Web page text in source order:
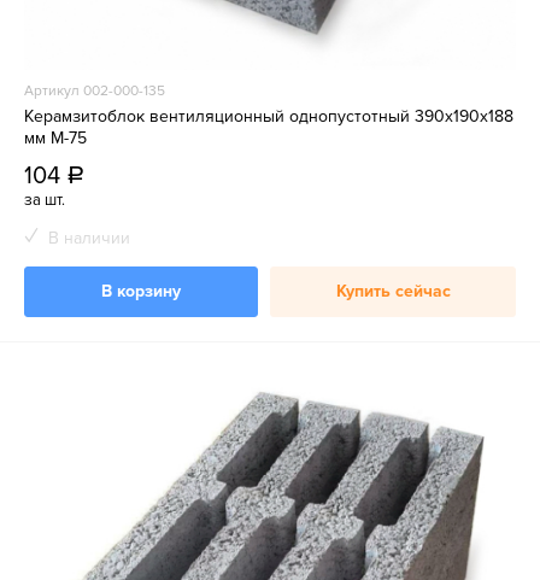
Артикул 002-000-135
Керамзитоблок вентиляционный однопустотный 390x190x188
мм М-75
104 a
за шт.
В наличии
В корзину Купить сейчас